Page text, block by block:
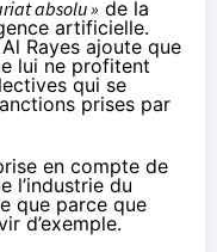
absolu » de la
artificielle.
Rayes ajoute que
lui ne profitent
qui se
prises par
en compte de
l’industrie du
que parce que
d’exemple.